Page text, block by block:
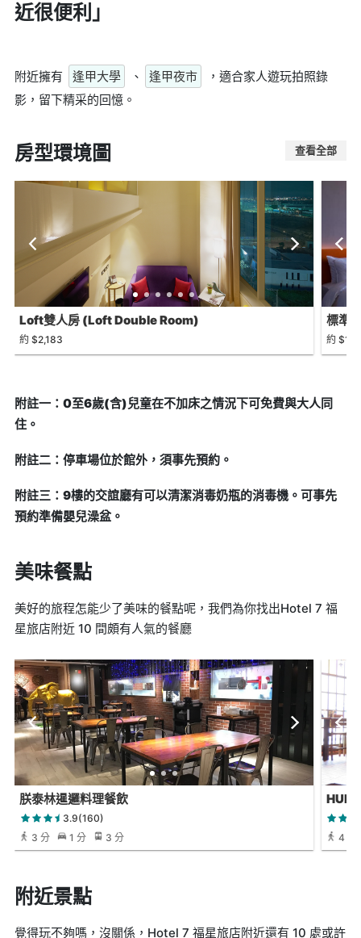
近很便利」
附近擁有 逢甲大學 、 逢甲夜市
，適合家人遊玩拍照錄
影，留下精采的回憶。
房型環境圖 查看全部
Loft雙人房 (Loft Double Room)
約 $2,183
標準
約
附註一：0至6歲(含)兒童在不加床之情況下可免費與大人同
住。
附註二：停車場位於館外，須事先預約。
附註三：9樓的交誼廳有可以清潔消毒奶瓶的消毒機。可事先
預約準備嬰兒澡盆。
美味餐點
美好的旅程怎能少了美味的餐點呢，我們為你找出Hotel 7 福
星旅店附近 10 間頗有人氣的餐廳
朕泰林暹邏料理餐飲
3.9(160)
3 分
1 分 3 分
HUN
4 分
附近景點
覺得玩不夠嗎，沒關係，Hotel 7 福星旅店附近還有 10 處或許